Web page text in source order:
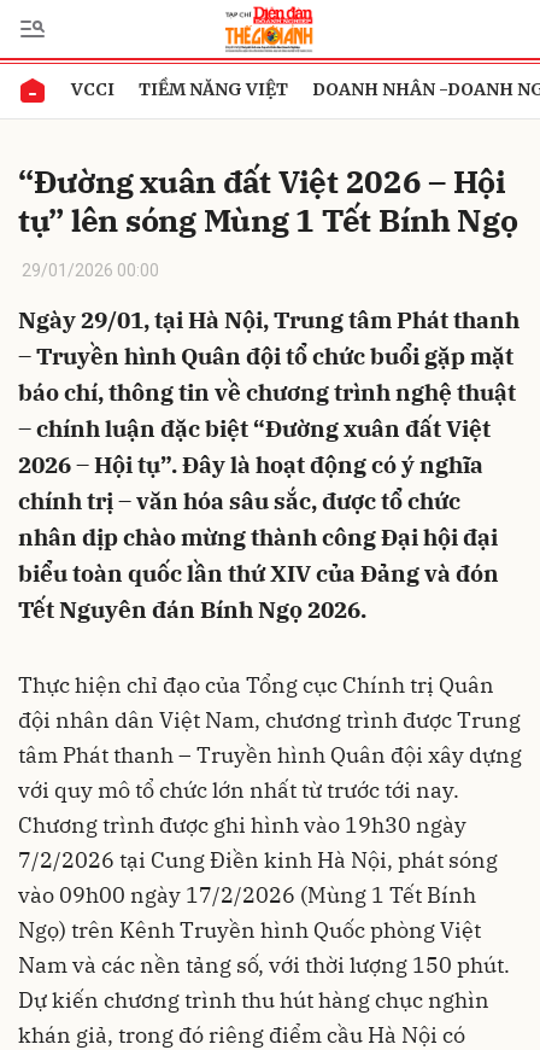
VCCI TIỀM NĂNG VIỆT DOANH NHÂN -DOANH
“Đường xuân đất Việt 2026 – Hội
tụ” lên sóng Mùng 1 Tết Bính Ngọ
29/01/2026 00:00
Ngày 29/01, tại Hà Nội, Trung tâm Phát thanh
– Truyền hình Quân đội tổ chức buổi gặp mặt
báo chí, thông tin về chương trình nghệ thuật
– chính luận đặc biệt “Đường xuân đất Việt
2026 – Hội tụ”. Đây là hoạt động có ý nghĩa
chính trị – văn hóa sâu sắc, được tổ chức
nhân dịp chào mừng thành công Đại hội đại
biểu toàn quốc lần thứ XIV của Đảng và đón
Tết Nguyên đán Bính Ngọ 2026.
Thực hiện chỉ đạo của Tổng cục Chính trị Quân
đội nhân dân Việt Nam, chương trình được Trung
tâm Phát thanh – Truyền hình Quân đội xây dựng
với quy mô tổ chức lớn nhất từ trước tới nay.
Chương trình được ghi hình vào 19h30 ngày
7/2/2026 tại Cung Điền kinh Hà Nội, phát sóng
vào 09h00 ngày 17/2/2026 (Mùng 1 Tết Bính
Ngọ) trên Kênh Truyền hình Quốc phòng Việt
Nam và các nền tảng số, với thời lượng 150 phút.
Dự kiến chương trình thu hút hàng chục nghìn
khán giả, trong đó riêng điểm cầu Hà Nội có
Gửi bình luận
Hủy Gửi